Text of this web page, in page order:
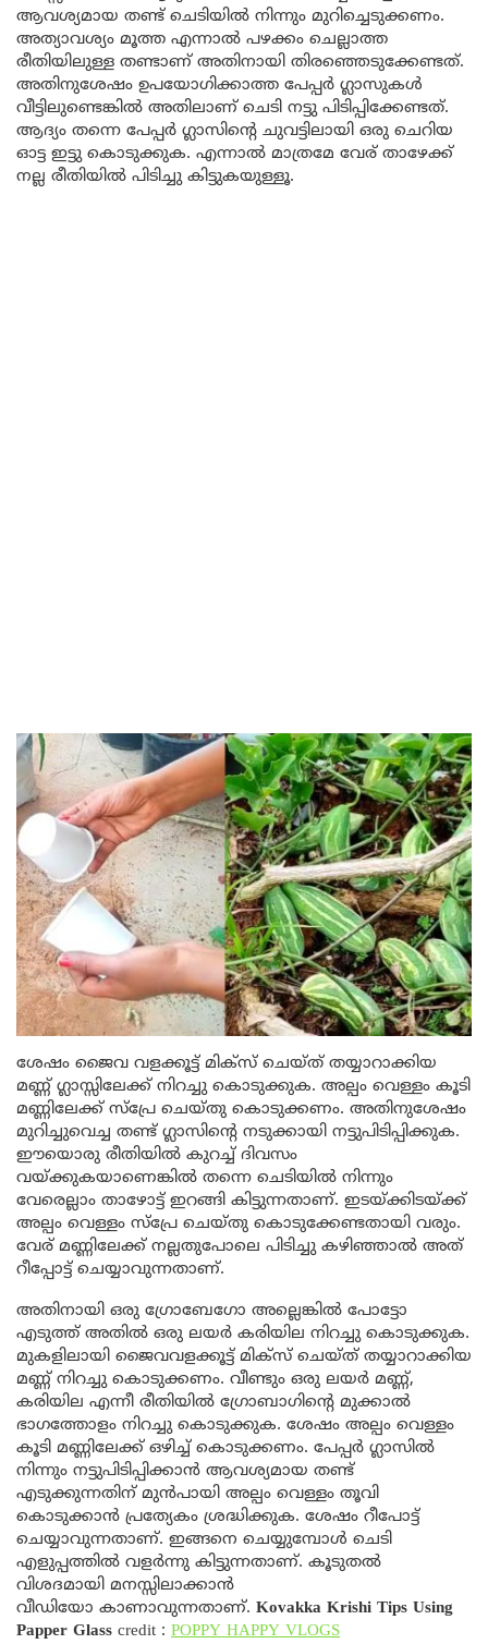
ആവശ്യമായ തണ്ട് ചെടിയിൽ നിന്നും മുറിച്ചെടുക്കണം.
അത്യാവശ്യം മൂത്ത എന്നാൽ പഴക്കം ചെല്ലാത്ത
രീതിയിലുള്ള തണ്ടാണ് അതിനായി തിരഞ്ഞെടുക്കേണ്ടത്.
അതിനുശേഷം ഉപയോഗിക്കാത്ത പേപ്പർ ഗ്ലാസുകൾ
വീട്ടിലുണ്ടെങ്കിൽ അതിലാണ് ചെടി നട്ടു പിടിപ്പിക്കേണ്ടത്.
ആദ്യം തന്നെ പേപ്പർ ഗ്ലാസിന്റെ ചുവട്ടിലായി ഒരു ചെറിയ
ഓട്ട ഇട്ടു കൊടുക്കുക. എന്നാൽ മാത്രമേ വേര് താഴേക്ക്
നല്ല രീതിയിൽ പിടിച്ചു കിട്ടുകയുള്ളൂ.
ശേഷം ജൈവ വളക്കൂട്ട് മിക്സ് ചെയ്ത് തയ്യാറാക്കിയ
മണ്ണ് ഗ്ലാസ്സിലേക്ക് നിറച്ചു കൊടുക്കുക. അല്പം വെള്ളം കൂടി
മണ്ണിലേക്ക് സ്പ്രേ ചെയ്തു കൊടുക്കണം. അതിനുശേഷം
മുറിച്ചുവെച്ച തണ്ട് ഗ്ലാസിന്റെ നടുക്കായി നട്ടുപിടിപ്പിക്കുക.
ഈയൊരു രീതിയിൽ കുറച്ച് ദിവസം
വയ്ക്കുകയാണെങ്കിൽ തന്നെ ചെടിയിൽ നിന്നും
വേരെല്ലാം താഴോട്ട് ഇറങ്ങി കിട്ടുന്നതാണ്. ഇടയ്ക്കിടയ്ക്ക്
അല്പം വെള്ളം സ്പ്രേ ചെയ്തു കൊടുക്കേണ്ടതായി വരും.
വേര് മണ്ണിലേക്ക് നല്ലതുപോലെ പിടിച്ചു കഴിഞ്ഞാൽ അത്
റീപ്പോട്ട് ചെയ്യാവുന്നതാണ്.
അതിനായി ഒരു ഗ്രോബേഗോ അല്ലെങ്കിൽ പോട്ടോ
എടുത്ത് അതിൽ ഒരു ലയർ കരിയില നിറച്ചു കൊടുക്കുക.
മുകളിലായി ജൈവവളക്കൂട്ട് മിക്സ് ചെയ്ത് തയ്യാറാക്കിയ
മണ്ണ് നിറച്ചു കൊടുക്കണം. വീണ്ടും ഒരു ലയർ മണ്ണ്,
കരിയില എന്നീ രീതിയിൽ ഗ്രോബാഗിന്റെ മുക്കാൽ
ഭാഗത്തോളം നിറച്ചു കൊടുക്കുക. ശേഷം അല്പം വെള്ളം
കൂടി മണ്ണിലേക്ക് ഒഴിച്ച് കൊടുക്കണം. പേപ്പർ ഗ്ലാസിൽ
നിന്നും നട്ടുപിടിപ്പിക്കാൻ ആവശ്യമായ തണ്ട്
എടുക്കുന്നതിന് മുൻപായി അല്പം വെള്ളം തൂവി
കൊടുക്കാൻ പ്രത്യേകം ശ്രദ്ധിക്കുക. ശേഷം റീപോട്ട്
ചെയ്യാവുന്നതാണ്. ഇങ്ങനെ ചെയ്യുമ്പോൾ ചെടി
എളുപ്പത്തിൽ വളർന്നു കിട്ടുന്നതാണ്. കൂടുതൽ
വിശദമായി മനസ്സിലാക്കാൻ
വീഡിയോ കാണാവുന്നതാണ്. Kovakka Krishi Tips Using
Papper Glass credit : POPPY HAPPY VLOGS